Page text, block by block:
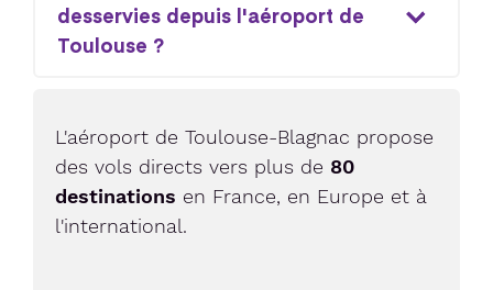
desservies depuis l'aéroport de
Toulouse ?
L'aéroport de Toulouse-Blagnac propose
des vols directs vers plus de 80
destinations en France, en Europe et à
l'international.